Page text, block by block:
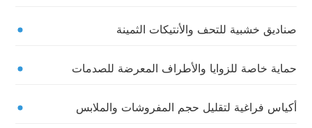
صناديق خشبية للتحف والأنتيكات الثمينة
حماية خاصة للزوايا والأطراف المعرضة للصدمات
أكياس فراغية لتقليل حجم المفروشات والملابس